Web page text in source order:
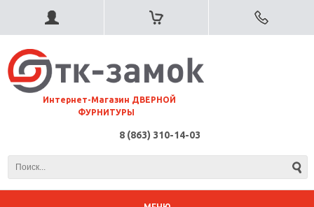
⠀Интернет-Магазин ДВЕРНОЙ
ФУРНИТУРЫ
8 (863) 310-14-03